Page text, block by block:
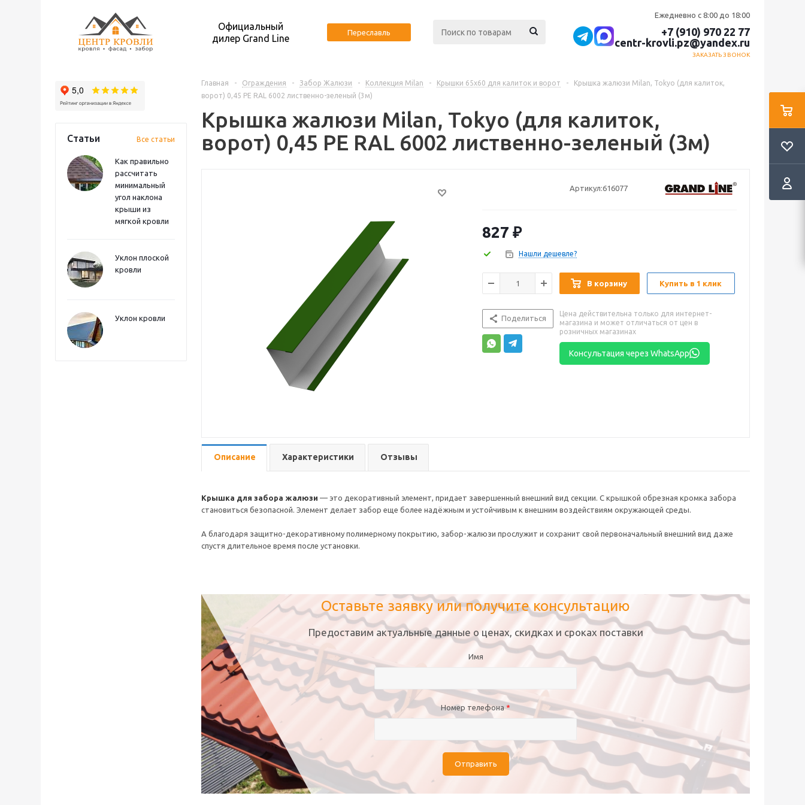
Официальный
дилер Grand Line
Переславль
Ежедневно с 8:00 до 18:00
+7 (910) 970 22 77
centr-krovli.pz@yandex.ru
ЗАКАЗАТЬ ЗВОНОК
Статьи Все статьи
Как правильно
рассчитать
минимальный
угол наклона
крыши из
мягкой кровли
Уклон плоской
кровли
Уклон кровли
Главная - Ограждения - Забор Жалюзи - Коллекция Milan - Крышки 65х60 для калиток и ворот -
Крышка жалюзи Milan, Tokyo (для калиток,
ворот) 0,45 PE RAL 6002 лиственно-зеленый (3м)
Крышка жалюзи Milan, Tokyo (для калиток,
ворот) 0,45 PE RAL 6002 лиственно-зеленый (3м)
Артикул:616077
827 ₽
Нашли дешевле?
В корзину Купить в 1 клик
Поделиться
Цена действительна только для интернет-
магазина и может отличаться от цен в
розничных магазинах
Консультация через WhatsApp
Описание Характеристики Отзывы
Крышка для забора жалюзи — это декоративный элемент, придает завершенный внешний вид секции. С крышкой обрезная кромка забора
становиться безопасной. Элемент делает забор еще более надёжным и устойчивым к внешним воздействиям окружающей среды.
А благодаря защитно-декоративному полимерному покрытию, забор-жалюзи прослужит и сохранит свой первоначальный внешний вид даже
спустя длительное время после установки.
Оставьте заявку или получите консультацию
Предоставим актуальные данные о ценах, скидках и сроках поставки
Имя
Номер телефона*
Отправить